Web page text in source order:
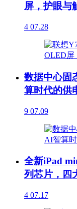
屏，护眼与
4 07.28
数据中心固
算时代的供
9 07.09
全新iPad
列芯片，四
4 07.17